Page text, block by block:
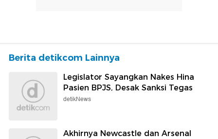
Berita detikcom Lainnya
Legislator Sayangkan Nakes Hina
Pasien BPJS, Desak Sanksi Tegas
detikNews
Akhirnya Newcastle dan Arsenal